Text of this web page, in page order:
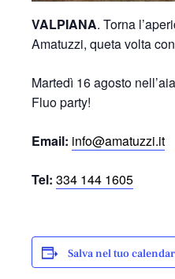
VALPIANA. Torna
Amatuzzi, queta volta
Martedì 16 agosto
Fluo party!
Email: info@amatuzzi.it
Tel: 334 144 1605
Salva nel tuo